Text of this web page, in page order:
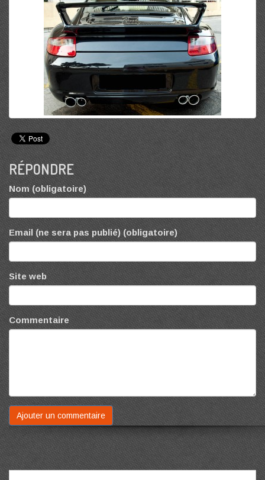
RÉPONDRE
Nom (obligatoire)
Email (ne sera pas publié) (obligatoire)
Site web
Commentaire